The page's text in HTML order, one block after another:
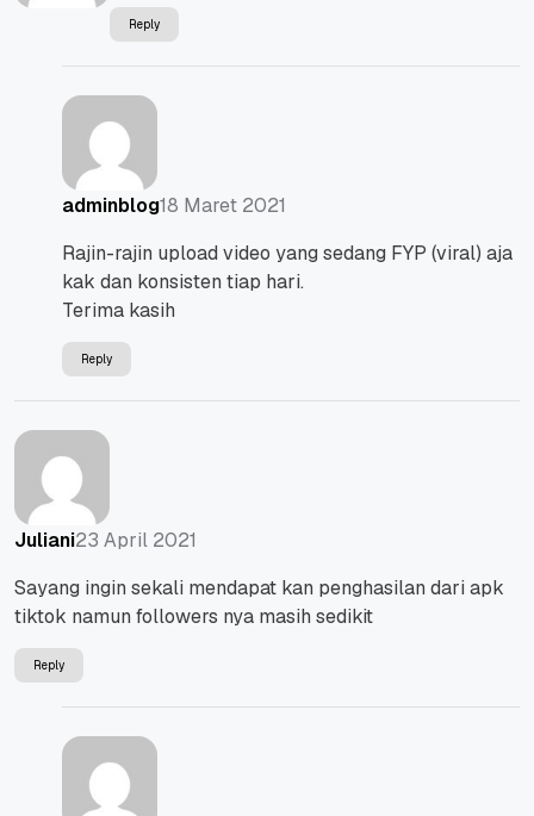
Reply
adminblog18 Maret 2021
Rajin-rajin upload video yang sedang FYP (viral) aja
kak dan konsisten tiap hari.
Terima kasih
Reply
Juliani23 April 2021
Sayang ingin sekali mendapat kan penghasilan dari apk
tiktok namun followers nya masih sedikit
Reply